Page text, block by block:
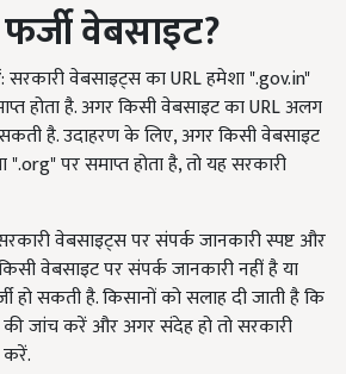
वेबसाइट?
: सरकारी वेबसाइट्स का URL हमेशा ".gov.in"
होता है. अगर किसी वेबसाइट का URL अलग
सकती है. उदाहरण के लिए, अगर किसी वेबसाइट
".org" पर समाप्त होता है, तो यह सरकारी
वेबसाइट्स पर संपर्क जानकारी स्पष्ट और
वेबसाइट पर संपर्क जानकारी नहीं है या
हो सकती है. किसानों को सलाह दी जाती है कि
की जांच करें और अगर संदेह हो तो सरकारी
करें.